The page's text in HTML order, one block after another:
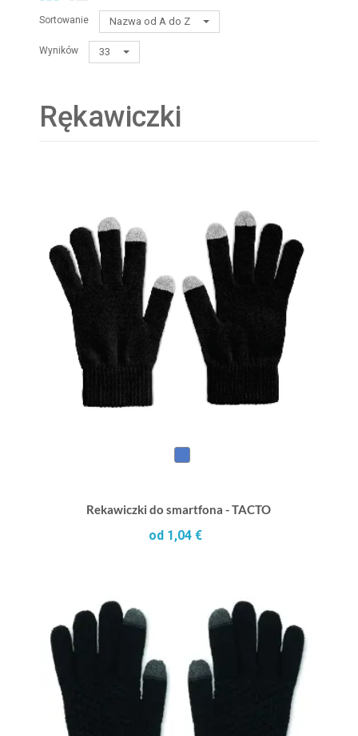
Sortowanie Nazwa od A do Z
Wyników 33
Rękawiczki
Rekawiczki do smartfona - TACTO
od 1,04 €